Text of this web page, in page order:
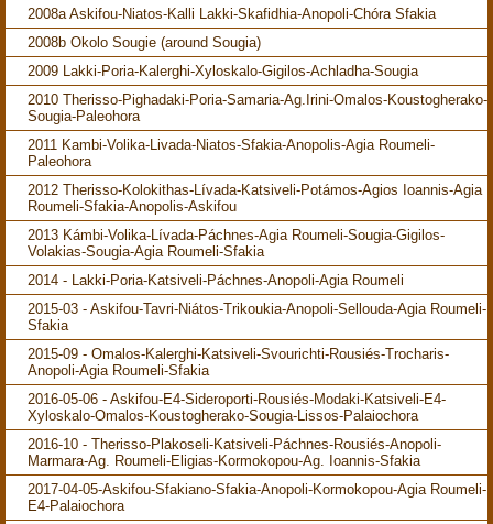
2008a Askifou-Niatos-Kalli Lakki-Skafidhia-Anopoli-Chóra Sfakia
2008b Okolo Sougie (around Sougia)
2009 Lakki-Poria-Kalerghi-Xyloskalo-Gigilos-Achladha-Sougia
2010 Therisso-Pighadaki-Poria-Samaria-Ag.Irini-Omalos-Koustogherako-
Sougia-Paleohora
2011 Kambi-Volika-Livada-Niatos-Sfakia-Anopolis-Agia Roumeli-
Paleohora
2012 Therisso-Kolokithas-Lívada-Katsiveli-Potámos-Agios Ioannis-Agia
Roumeli-Sfakia-Anopolis-Askifou
2013 Kámbi-Volika-Lívada-Páchnes-Agia Roumeli-Sougia-Gigilos-
Volakias-Sougia-Agia Roumeli-Sfakia
2014 - Lakki-Poria-Katsiveli-Páchnes-Anopoli-Agia Roumeli
2015-03 - Askifou-Tavri-Niátos-Trikoukia-Anopoli-Sellouda-Agia Roumeli-
Sfakia
2015-09 - Omalos-Kalerghi-Katsiveli-Svourichti-Rousiés-Trocharis-
Anopoli-Agia Roumeli-Sfakia
2016-05-06 - Askifou-E4-Sideroporti-Rousiés-Modaki-Katsiveli-E4-
Xyloskalo-Omalos-Koustogherako-Sougia-Lissos-Palaiochora
2016-10 - Therisso-Plakoseli-Katsiveli-Páchnes-Rousiés-Anopoli-
Marmara-Ag. Roumeli-Eligias-Kormokopou-Ag. Ioannis-Sfakia
2017-04-05-Askifou-Sfakiano-Sfakia-Anopoli-Kormokopou-Agia Roumeli-
E4-Palaiochora